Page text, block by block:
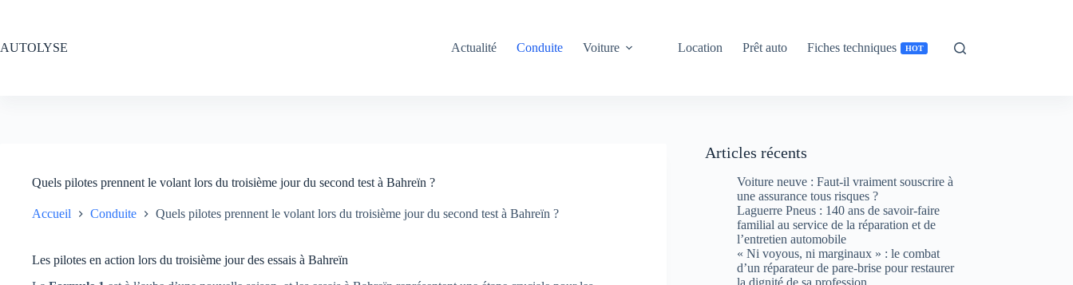
AUTOLYSE
Actualité Conduite Voiture Location Prêt auto Fiches techniques HOT
Quels pilotes prennent le volant lors du troisième jour du second test à Bahreïn ?
Accueil Conduite Quels pilotes prennent le volant lors du troisième jour du second test à Bahreïn ?
Les pilotes en action lors du troisième jour des essais à Bahreïn
Articles récents
Voiture neuve : Faut-il vraiment souscrire à
une assurance tous risques ?
Laguerre Pneus : 140 ans de savoir-faire
familial au service de la réparation et de
l’entretien automobile
« Ni voyous, ni marginaux » : le combat
d’un réparateur de pare-brise pour restaurer
la dignité de sa profession